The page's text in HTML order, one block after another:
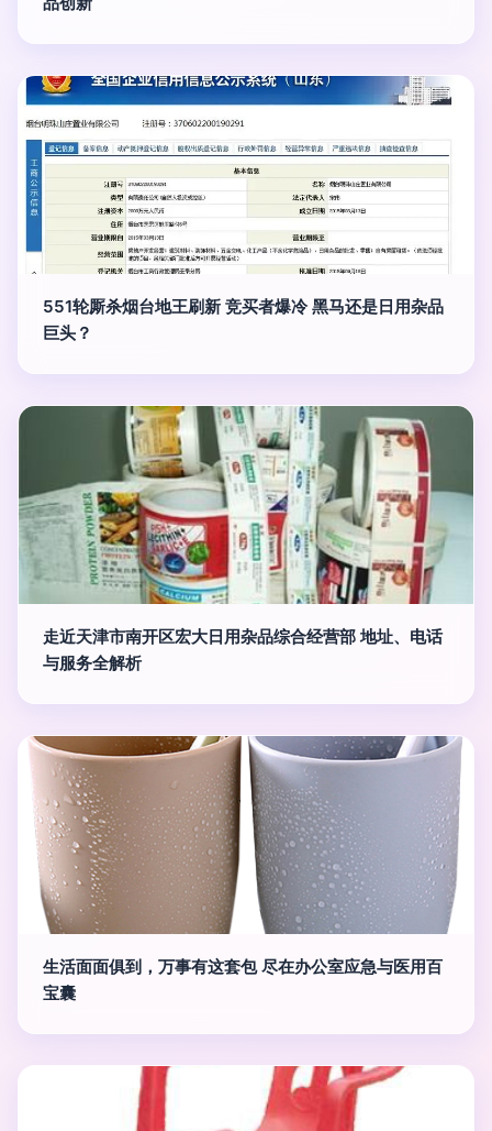
551轮厮杀烟台地王刷新 竞买者爆冷 黑马还是日用杂品
巨头？
走近天津市南开区宏大日用杂品综合经营部 地址、电话
与服务全解析
生活面面俱到，万事有这套包 尽在办公室应急与医用百
宝囊